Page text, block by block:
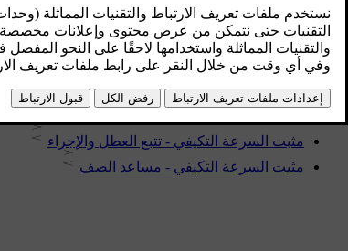
مثبت السرعة التكيفي - إدارة السرعة
مثبت السرعة التكيفي - تعطيل
مثبت السرعة التكيفي - تجاوز سيارة أخرى
مثبت السرعة التكيفي - تشغيل وظيفة مثبت السرعة
مثبت السرعة التكيفي - تتبع العطل والإجراء
مثبت السرعة التكيفي - مساعد الصف